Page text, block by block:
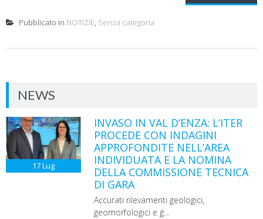
Pubblicato in NOTIZIE, Senza categoria
NEWS
17Lug
INVASO IN VAL D’ENZA: L’ITER
PROCEDE CON INDAGINI
APPROFONDITE NELL’AREA
INDIVIDUATA E LA NOMINA
DELLA COMMISSIONE TECNICA
DI GARA
Accurati rilevamenti geologici,
geomorfologici e g...